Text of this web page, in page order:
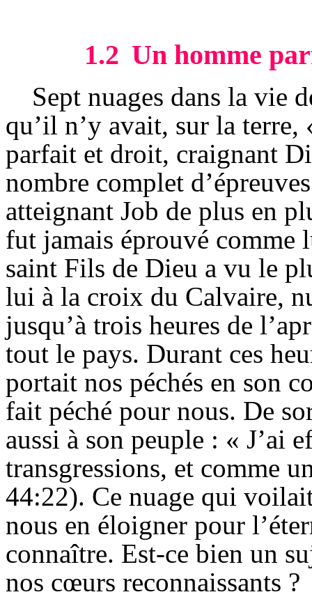
1.2 Un homme
Sept nuages dans la vie
qu’il n’y avait, sur la
parfait et droit, craignant
nombre complet
atteignant Job de plus en
fut jamais éprouvé comme
saint Fils de Dieu a vu le
lui à la croix du Calvaire,
jusqu’à trois heures de
tout le pays. Durant ces
portait nos péchés en son
fait péché pour nous. De
aussi à son peuple : « J’ai
transgressions, et comme
44:22). Ce nuage qui
nous en éloigner pour
connaître. Est-ce bien un
nos cœurs reconnaissants ?